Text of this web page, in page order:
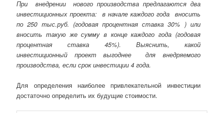
При внедрении нового производства предлагаются два
инвестиционных проекта: в начале каждого года вносить
по 250 тыс.руб. (годовая процентная ставка 30% ) или
вносить такую же сумму в конце каждого года (годовая
процентная ставка 45%). Выяснить, какой
инвестиционный проект выгоднее для внедряемого
производства, если срок инвестиции 4 года.
Для определения наиболее привлекательной инвестиции
достаточно определить их будущие стоимости.